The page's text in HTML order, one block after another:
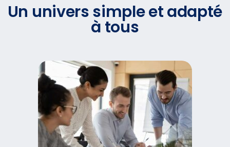
Un univers simple et adapté
à tous